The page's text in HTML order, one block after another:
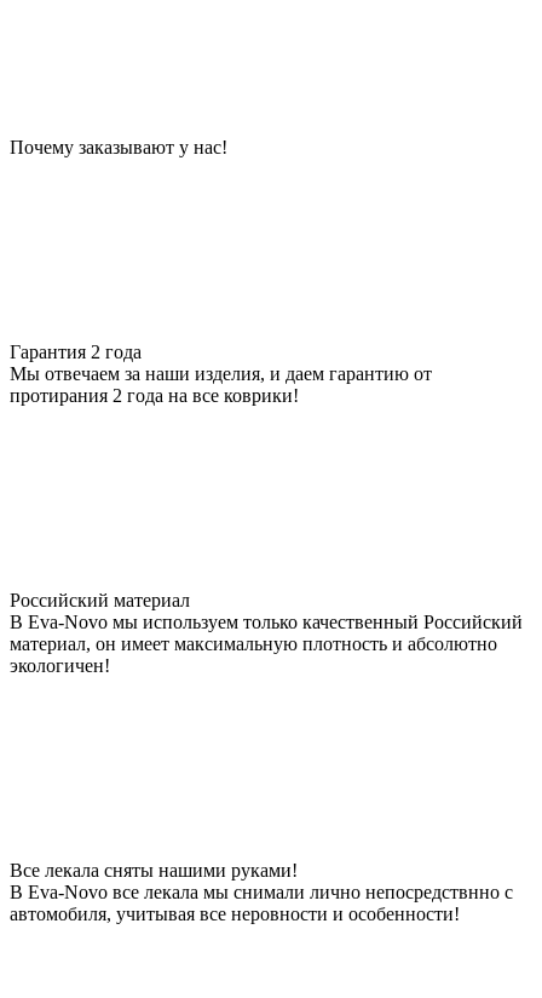
Почему заказывают у нас!
Гарантия 2 года
Мы отвечаем за наши изделия, и даем гарантию от
протирания 2 года на все коврики!
Российский материал
В Eva-Novo мы используем только качественный Российский
материал, он имеет максимальную плотность и абсолютно
экологичен!
Все лекала сняты нашими руками!
В Eva-Novo все лекала мы снимали лично непосредствнно с
автомобиля, учитывая все неровности и особенности!